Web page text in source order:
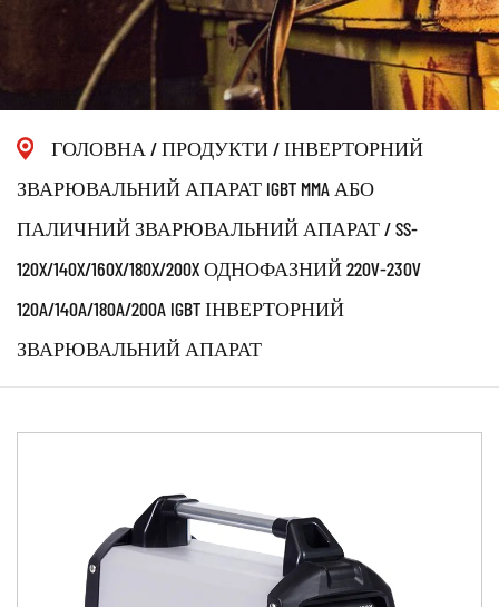
ГОЛОВНА /ПРОДУКТИ/ІНВЕРТОРНИЙ
ЗВАРЮВАЛЬНИЙ АПАРАТ IGBT MMA АБО
ПАЛИЧНИЙ ЗВАРЮВАЛЬНИЙ АПАРАТ/SS-
120X/140X/160X/180X/200X ОДНОФАЗНИЙ 220V-230V
120A/140A/180A/200A IGBT ІНВЕРТОРНИЙ
ЗВАРЮВАЛЬНИЙ АПАРАТ